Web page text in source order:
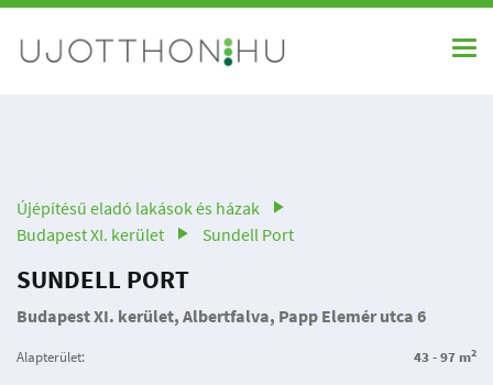
Újépítésű eladó lakások és házak
Budapest XI. kerület
Sundell Port
SUNDELL PORT
Budapest XI. kerület, Albertfalva, Papp Elemér utca 6
Alapterület: 43 - 97 m2